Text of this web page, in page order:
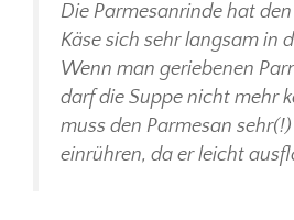
Die Parmesanrinde hat
Käse sich sehr langsam in
Wenn man geriebenen
darf die Suppe nicht mehr
muss den Parmesan
einrühren, da er leicht